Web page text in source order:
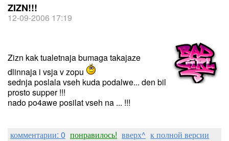
ZIZN!!!
12-09-2006 17:19
Zizn kak tualetnaja bumaga takajaze
dlinnaja i vsja v zopu
sednja poslala vseh kuda podalwe... den bil
prosto supper !!!
nado po4awe posilat vseh na ... !!!
комментарии: 0 понравилось! вверх^ к полной версии